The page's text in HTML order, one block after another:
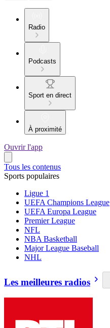
Radio
Podcasts
Sport en direct
À proximité
Ouvrir l'app
Tous les contenus
Sports populaires
Ligue 1
UEFA Champions League
UEFA Europa League
Premier League
NFL
NBA Basketball
Major League Baseball
NHL
Les meilleures radios